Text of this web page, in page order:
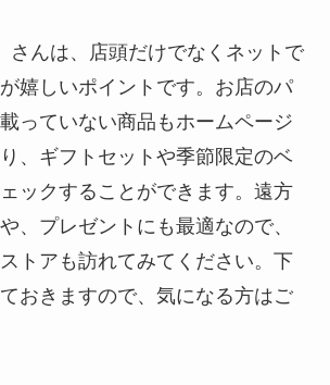
さんは、店頭だけでなくネットで
嬉しいポイントです。お店のパ
っていない商品もホームページ
、ギフトセットや季節限定のベ
ックすることができます。遠方
、プレゼントにも最適なので、
トアも訪れてみてください。下
おきますので、気になる方はご